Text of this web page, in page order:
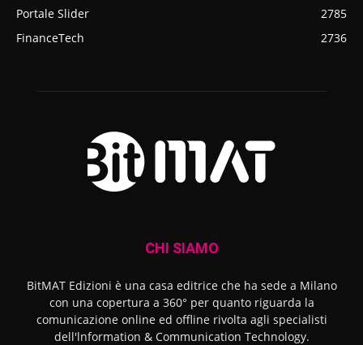
Portale Slider
2785
FinanceTech
2736
CHI SIAMO
BitMAT Edizioni è una casa editrice che ha sede a Milano
con una copertura a 360° per quanto riguarda la
comunicazione online ed offline rivolta agli specialisti
dell'lnformation & Communication Technology.